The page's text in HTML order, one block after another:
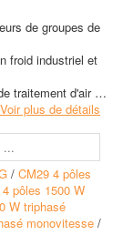
de groupes de
froid industriel et
traitement d'air et
d'extraction et
grilles porteuses
élargie de
Voir plus de détails
/ CM29 4 pôles
pôles 1500 W
W triphasé
monovitesse /